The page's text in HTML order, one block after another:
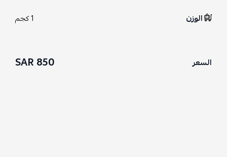
الوزن 1 كجم
السعر 850 SAR